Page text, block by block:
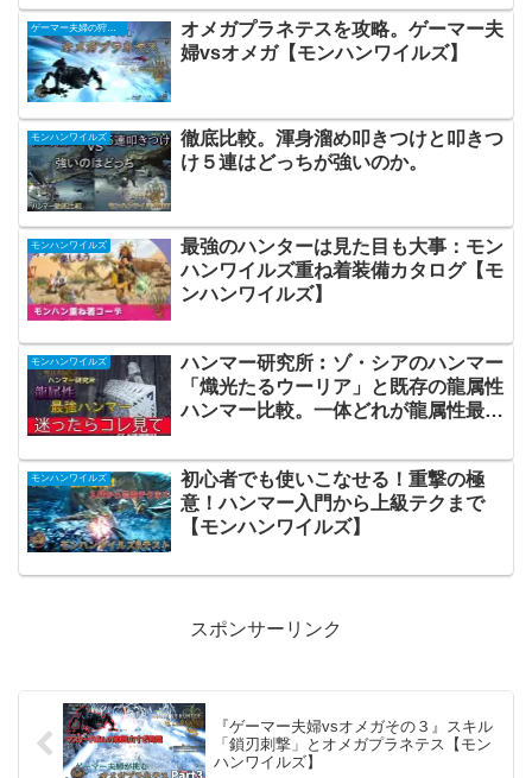
ゲーマー夫婦の狩り生活
オメガプラネテスを攻略。ゲーマー夫
婦vsオメガ【モンハンワイルズ】
モンハンワイルズ
徹底比較。渾身溜め叩きつけと叩きつ
け５連はどっちが強いのか。
モンハンワイルズ
最強のハンターは見た目も大事：モン
ハンワイルズ重ね着装備カタログ【モ
ンハンワイルズ】
モンハンワイルズ
ハンマー研究所︰ゾ・シアのハンマー
「熾光たるウーリア」と既存の龍属性
ハンマー比較。一体どれが龍属性最強
モンハンワイルズ
初心者でも使いこなせる！重撃の極
意！ハンマー入門から上級テクまで
【モンハンワイルズ】
スポンサーリンク
『ゲーマー夫婦vsオメガその３』スキル
「鎖刃刺撃」とオメガプラネテス【モン
ハンワイルズ】